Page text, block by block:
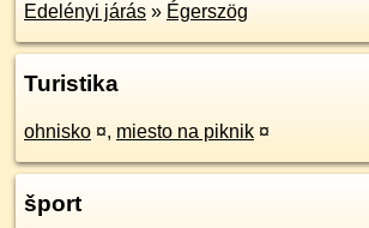
Edelényi járás » Égerszög
Turistika
ohnisko ¤, miesto na piknik ¤
šport